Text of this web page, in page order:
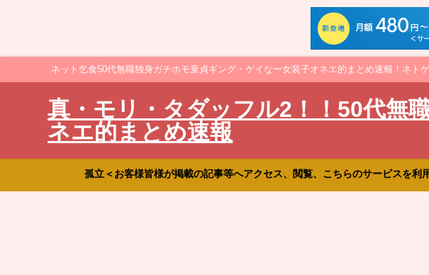
ネット乞食50代無職独身ガチホモ童貞ギング・ゲイなー女装子オネエ的まとめ速報！ネ
真・モリ・タダッフル2！！50代無
ネエ的まとめ速報
孤立＜お客様皆様が掲載の記事等へアクセス、閲覧、こちらのサービスを